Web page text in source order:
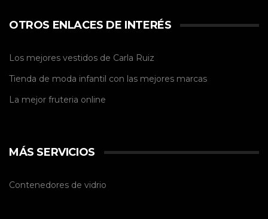
OTROS ENLACES DE INTERÉS
Los mejores vestidos de Carla Ruiz
Tienda de moda infantil con las mejores marcas
La mejor fruteria online
MÁS SERVICIOS
Contenedores de vidrio